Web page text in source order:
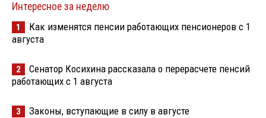
Интересное за неделю
1
Как изменятся пенсии работающих пенсионеров с 1
августа
2
Сенатор Косихина рассказала о перерасчете пенсий
работающих с 1 августа
3 Законы, вступающие в силу в августе